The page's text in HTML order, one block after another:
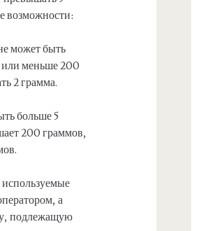
возможности:
может быть
или меньше 200
2 грамма.
больше 5
200 граммов,
а
подлежащую